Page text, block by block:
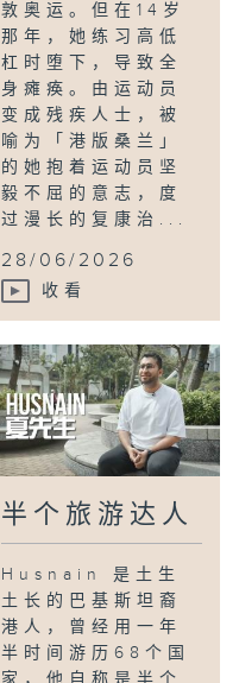
敦奥运。但在14岁
那年，她练习高低
杠时堕下，导致全
身瘫痪。由运动员
变成残疾人士，被
喻为「港版桑兰」
的她抱着运动员坚
毅不屈的意志，度
过漫长的复康治...
28/06/2026
收看
半个旅游达人
Husnain 是土生
土长的巴基斯坦裔
港人，曾经用一年
半时间游历68个国